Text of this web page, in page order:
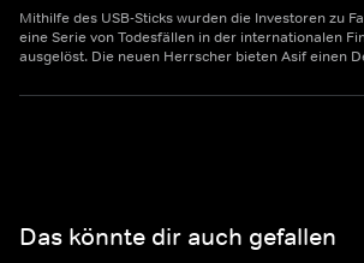
Mithilfe des USB-Sticks wurden die Investoren zu
eine Serie von Todesfällen in der internationalen
ausgelöst. Die neuen Herrscher bieten Asif einen
Das könnte dir auch gefallen